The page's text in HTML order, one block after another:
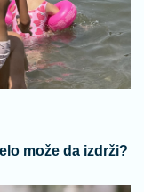
može da izdrži?